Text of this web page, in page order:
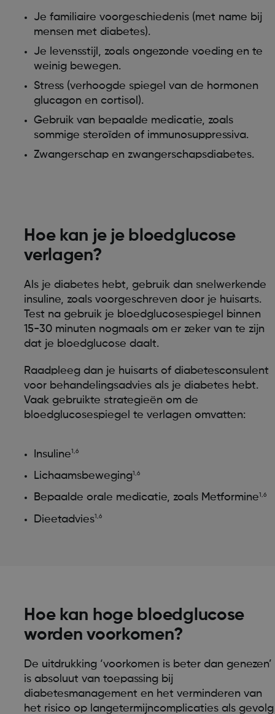
Je familiaire voorgeschiedenis (met name bij
mensen met diabetes).
Je levensstijl, zoals ongezonde voeding en te
weinig bewegen.
Stress (verhoogde spiegel van de hormonen
glucagon en cortisol).
Gebruik van bepaalde medicatie, zoals
sommige steroïden of immunosuppressiva.
Zwangerschap en zwangerschapsdiabetes.
Hoe kan je je bloedglucose
verlagen?
Als je diabetes hebt, gebruik dan snelwerkende
insuline, zoals voorgeschreven door je huisarts.
Test na gebruik je bloedglucosespiegel binnen
15-30 minuten nogmaals om er zeker van te zijn
dat je bloedglucose daalt.
Raadpleeg dan je huisarts of diabetesconsulent
voor behandelingsadvies als je diabetes hebt.
Vaak gebruikte strategieën om de
bloedglucosespiegel te verlagen omvatten:
Insuline1,6
Lichaamsbeweging1,6
Bepaalde orale medicatie, zoals Metformine1,6
Dieetadvies1,6
Hoe kan hoge bloedglucose
worden voorkomen?
De uitdrukking ‘voorkomen is beter dan genezen’
is absoluut van toepassing bij
diabetesmanagement en het verminderen van
het risico op langetermijncomplicaties als gevolg